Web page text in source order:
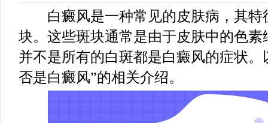
白癜风是一种常见的皮肤病，其特
块。这些斑块通常是由于皮肤中的色
并不是所有的白斑都是白癜风的症状
否是白癜风”的相关介绍。